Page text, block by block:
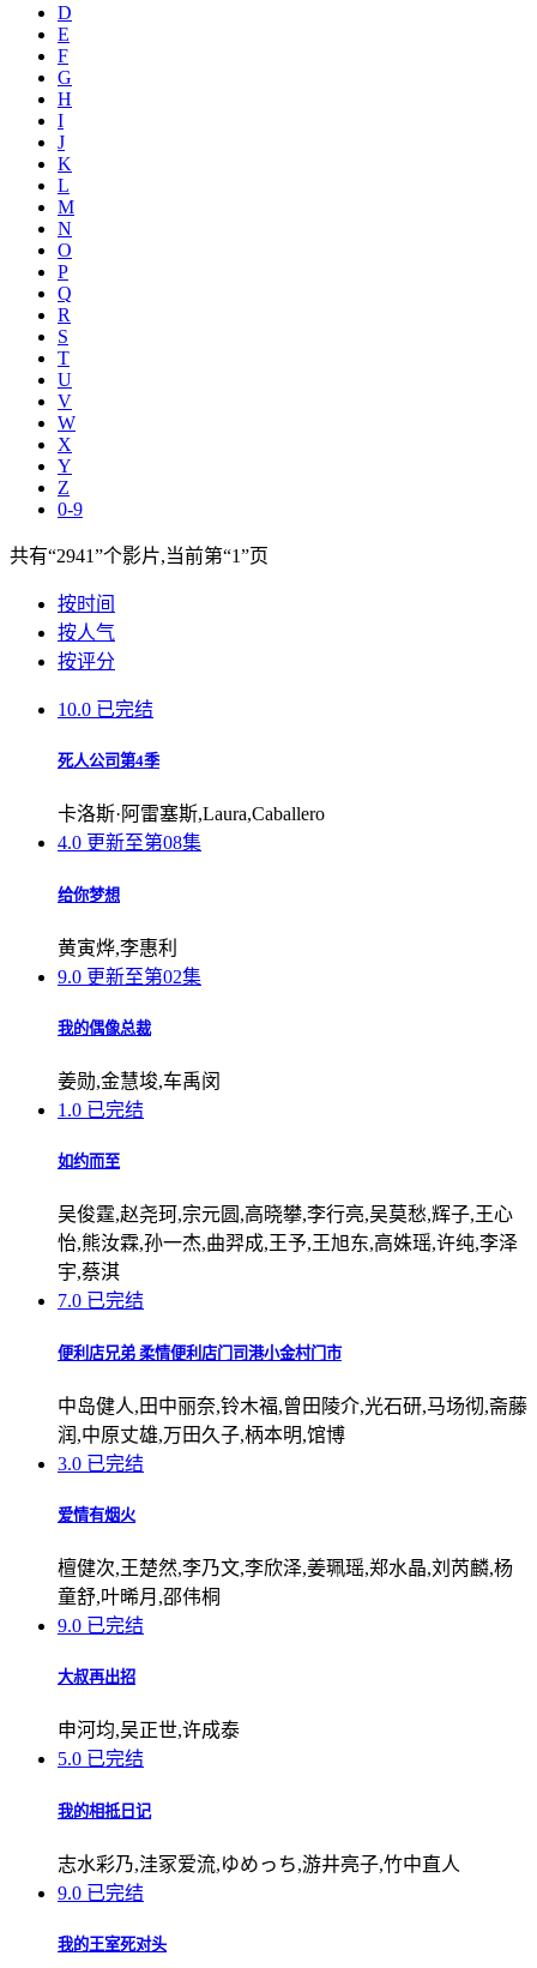
D
E
F
G
H
I
J
K
L
M
N
O
P
Q
R
S
T
U
V
W
X
Y
Z
0-9
共有“2941”个影片,当前第“1”页
按时间
按人气
按评分
10.0 已完结
死人公司第4季
卡洛斯·阿雷塞斯,Laura,Caballero
4.0 更新至第08集
给你梦想
黄寅烨,李惠利
9.0 更新至第02集
我的偶像总裁
姜勋,金慧埈,车禹闵
1.0 已完结
如约而至
吴俊霆,赵尧珂,宗元圆,高晓攀,李行亮,吴莫愁,辉子,王心
怡,熊汝霖,孙一杰,曲羿成,王予,王旭东,高姝瑶,许纯,李泽
宇,蔡淇
7.0 已完结
便利店兄弟 柔情便利店门司港小金村门市
中岛健人,田中丽奈,铃木福,曾田陵介,光石研,马场彻,斋藤
润,中原丈雄,万田久子,柄本明,馆博
3.0 已完结
爱情有烟火
檀健次,王楚然,李乃文,李欣泽,姜珮瑶,郑水晶,刘芮麟,杨
童舒,叶晞月,邵伟桐
9.0 已完结
大叔再出招
申河均,吴正世,许成泰
5.0 已完结
我的相抵日记
志水彩乃,洼冢爱流,ゆめっち,游井亮子,竹中直人
9.0 已完结
我的王室死对头